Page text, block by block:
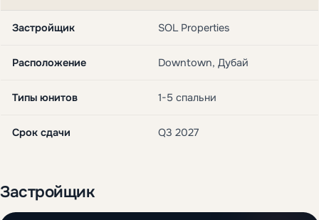
Застройщик SOL Properties
Расположение Downtown, Дубай
Типы юнитов 1-5 спальни
Срок сдачи Q3 2027
Застройщик